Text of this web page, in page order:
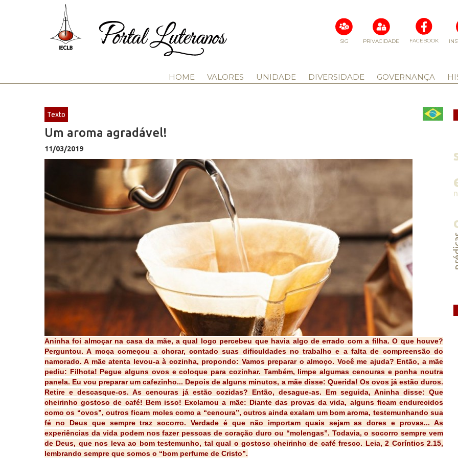
FACEBOOK
PRIVACIDADE
SIG
HOME VALORES UNIDADE DIVERSIDADE GOVERNANÇA
Texto
Um aroma agradável!
11/03/2019
Aninha foi almoçar na casa da mãe, a qual logo percebeu que havia algo de errado com a filha. O que houve?
Perguntou. A moça começou a chorar, contado suas dificuldades no trabalho e a falta de compreensão do
namorado. A mãe atenta levou-a à cozinha, propondo: Vamos preparar o almoço. Você me ajuda? Então, a mãe
pediu: Filhota! Pegue alguns ovos e coloque para cozinhar. Também, limpe algumas cenouras e ponha noutra
panela. Eu vou preparar um cafezinho... Depois de alguns minutos, a mãe disse: Querida! Os ovos já estão duros.
Retire e descasque-os. As cenouras já estão cozidas? Então, desague-as. Em seguida, Aninha disse: Que
cheirinho gostoso de café! Bem isso! Exclamou a mãe: Diante das provas da vida, alguns ficam endurecidos
como os “ovos”, outros ficam moles como a “cenoura”, outros ainda exalam um bom aroma, testemunhando sua
fé no Deus que sempre traz socorro. Verdade é que não importam quais sejam as dores e provas... As
experiências da vida podem nos fazer pessoas de coração duro ou “molengas”. Todavia, o socorro sempre vem
de Deus, que nos leva ao bom testemunho, tal qual o gostoso cheirinho de café fresco. Leia, 2 Coríntios 2.15,
lembrando sempre que somos o “bom perfume de Cristo”.